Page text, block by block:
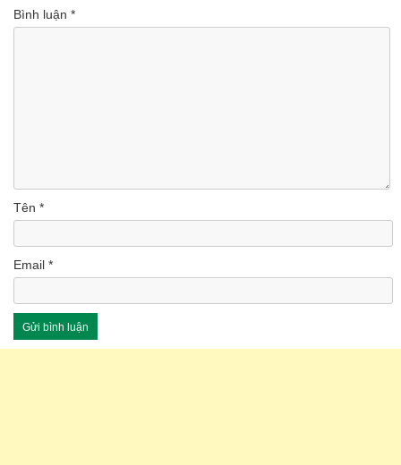
Bình luận *
Tên *
Email *